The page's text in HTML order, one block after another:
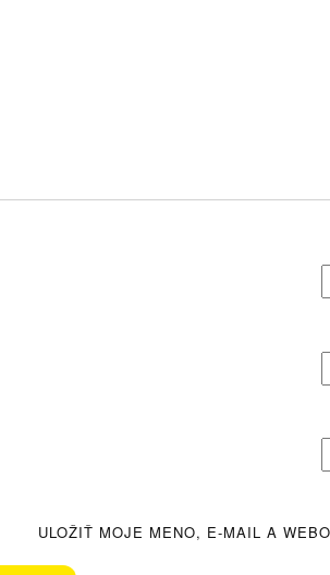
ULOŽIŤ MOJE MENO, E-MAIL A